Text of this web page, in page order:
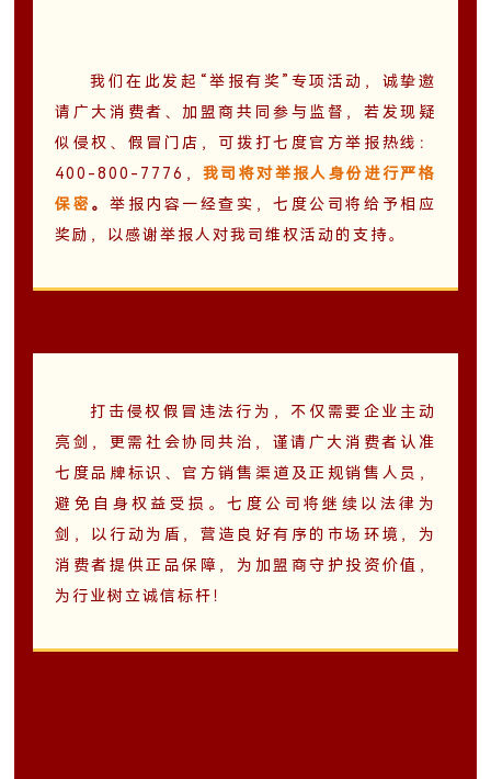
我们在此发起“举报有奖”专项活动，诚挚邀
请广大消费者、加盟商共同参与监督，若发现疑
似侵权、假冒门店，可拨打七度官方举报热线：
400-800-7776，我司将对举报人身份进行严格
保密 。 举报内容一经查实，七度公司将给予相应
奖励，以感谢举报人对我司维权活动的支持。
打击侵权假冒违法行为，不仅需要企业主动
亮剑，更需社会协同共治，谨请广大消费者‌认准
七度品牌标识、官方销售渠道及正规销售人员，
避免自身权益受损。七度公司将继续以法律为
剑，以行动为盾，营造良好有序的市场环境，为
消费者提供正品保障，为加盟商守护投资价值，
为行业树立诚信标杆！